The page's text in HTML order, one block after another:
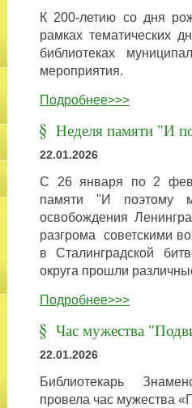
К 200-летию со дня
рамках тематических
библиотеках
мероприятия.
Подробнее>>>
Неделя памяти "И
22.01.2026
С 26 января по 2
памяти "И поэтому
освобождения
разгрома советскими
в Сталинградской
округа прошли
Подробнее>>>
Час мужества
22.01.2026
Библиотекарь
провела час мужества